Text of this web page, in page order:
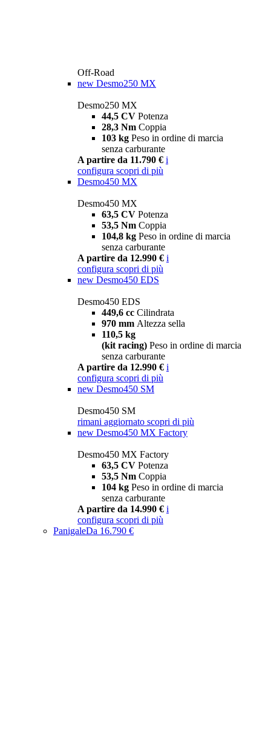
Off-Road
new Desmo250 MX
Desmo250 MX
44,5 CV Potenza
28,3 Nm Coppia
103 kg Peso in ordine di marcia
senza carburante
A partire da 11.790 € i
configura scopri di più
Desmo450 MX
Desmo450 MX
63,5 CV Potenza
53,5 Nm Coppia
104,8 kg Peso in ordine di marcia
senza carburante
A partire da 12.990 € i
configura scopri di più
new Desmo450 EDS
Desmo450 EDS
449,6 cc Cilindrata
970 mm Altezza sella
110,5 kg
(kit racing) Peso in ordine di marcia
senza carburante
A partire da 12.990 € i
configura scopri di più
new Desmo450 SM
Desmo450 SM
rimani aggiornato scopri di più
new Desmo450 MX Factory
Desmo450 MX Factory
63,5 CV Potenza
53,5 Nm Coppia
104 kg Peso in ordine di marcia
senza carburante
A partire da 14.990 € i
configura scopri di più
PanigaleDa 16.790 €